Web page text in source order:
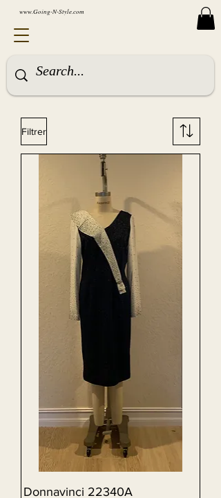
www.Going-N-Style.com
Filtrer
Donnavinci 22340A